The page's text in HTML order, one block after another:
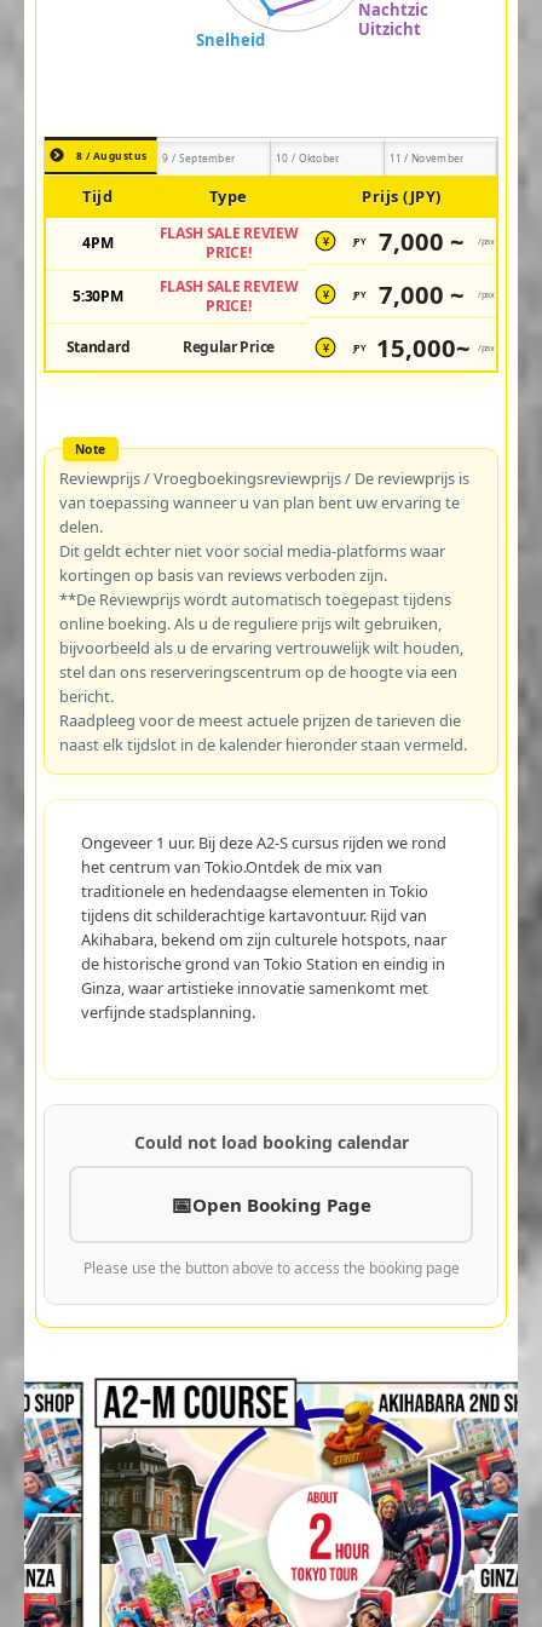
8 / Augustus 9 / September 10 / Oktober 11 / November
Tijd Type Prijs (JPY)
4PM
FLASH SALE REVIEW
PRICE!
¥ JPY 7,000 ~ /pax
5:30PM
FLASH SALE REVIEW
PRICE!
¥ JPY 7,000 ~ /pax
Standard Regular Price ¥ JPY 15,000~ /pax
Reviewprijs / Vroegboekingsreviewprijs / De reviewprijs is
van toepassing wanneer u van plan bent uw ervaring te
delen.
Dit geldt echter niet voor social media-platforms waar
kortingen op basis van reviews verboden zijn.
**De Reviewprijs wordt automatisch toegepast tijdens
online boeking. Als u de reguliere prijs wilt gebruiken,
bijvoorbeeld als u de ervaring vertrouwelijk wilt houden,
stel dan ons reserveringscentrum op de hoogte via een
bericht.
Raadpleeg voor de meest actuele prijzen de tarieven die
naast elk tijdslot in de kalender hieronder staan vermeld.
Ongeveer 1 uur. Bij deze A2-S cursus rijden we rond
het centrum van Tokio.Ontdek de mix van
traditionele en hedendaagse elementen in Tokio
tijdens dit schilderachtige kartavontuur. Rijd van
Akihabara, bekend om zijn culturele hotspots, naar
de historische grond van Tokio Station en eindig in
Ginza, waar artistieke innovatie samenkomt met
verfijnde stadsplanning.
Could not load booking calendar
Open Booking Page
Please use the button above to access the booking page